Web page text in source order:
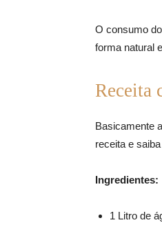
O consumo
forma natural
Receita
Basicamente
receita e
Ingredientes:
1 Litro de